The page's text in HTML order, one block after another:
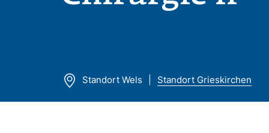
Standort Wels Standort Grieskirchen